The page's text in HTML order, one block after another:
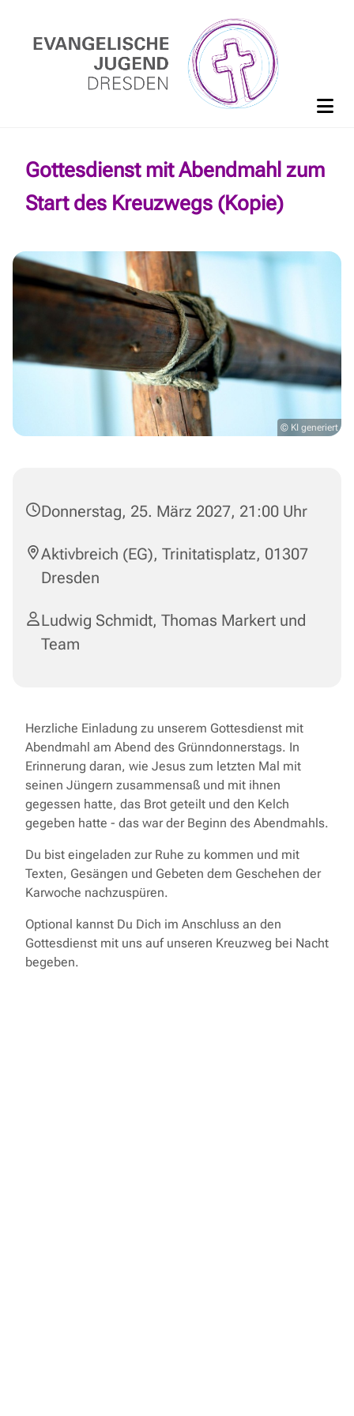
Gottesdienst mit Abendmahl zum
Start des Kreuzwegs (Kopie)
© KI generiert
Donnerstag, 25. März 2027, 21:00 Uhr
Aktivbreich (EG), Trinitatisplatz, 01307
Dresden
Ludwig Schmidt, Thomas Markert und
Team
Herzliche Einladung zu unserem Gottesdienst mit
Abendmahl am Abend des Grünndonnerstags. In
Erinnerung daran, wie Jesus zum letzten Mal mit
seinen Jüngern zusammensaß und mit ihnen
gegessen hatte, das Brot geteilt und den Kelch
gegeben hatte - das war der Beginn des Abendmahls.
Du bist eingeladen zur Ruhe zu kommen und mit
Texten, Gesängen und Gebeten dem Geschehen der
Karwoche nachzuspüren.
Optional kannst Du Dich im Anschluss an den
Gottesdienst mit uns auf unseren Kreuzweg bei Nacht
begeben.